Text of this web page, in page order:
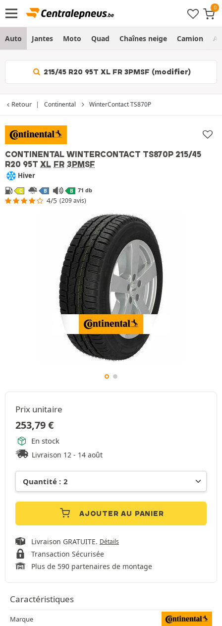
Auto Jantes Moto Quad Chaînes neige Camion
215/45 R20 95T XL FR 3PMSF (modifier)
Retour Continental WinterContact TS870P
CONTINENTAL WINTERCONTACT TS870P 215/45
R20 95T XL FR 3PMSF
Hiver
C B B 71 db
4/5 (209 avis)
Prix unitaire
253,79€
En stock
Livraison 12 - 14 août
AJOUTER AU PANIER
Livraison GRATUITE. Détails
Transaction Sécurisée
Plus de 590 partenaires de montage
Caractéristiques
Marque